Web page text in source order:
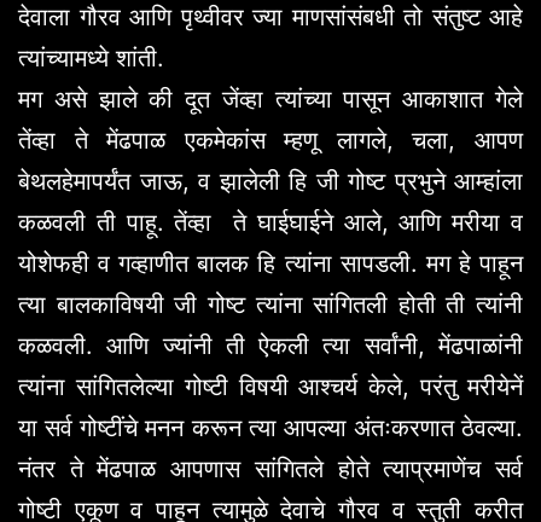
देवाला गौरव आणि पृथ्वीवर ज्या माणसांसंबधी तो संतुष्ट आहे
त्यांच्यामध्ये शांती.
मग असे झाले की दूत जेंव्हा त्यांच्या पासून आकाशात गेले
तेंव्हा ते मेंढपाळ एकमेकांस म्हणू लागले, चला, आपण
बेथलहेमापर्यंत जाऊ, व झालेली हि जी गोष्ट प्रभुने आम्हांला
कळवली ती पाहू. तेंव्हा ते घाईघाईने आले, आणि मरीया व
योशेफही व गव्हाणीत बालक हि त्यांना सापडली. मग हे पाहून
त्या बालकाविषयी जी गोष्ट त्यांना सांगितली होती ती त्यांनी
कळवली. आणि ज्यांनी ती ऐकली त्या सर्वांनी, मेंढपाळांनी
त्यांना सांगितलेल्या गोष्टी विषयी आश्चर्य केले, परंतु मरीयेनें
या सर्व गोष्टींचे मनन करून त्या आपल्या अंतःकरणात ठेवल्या.
नंतर ते मेंढपाळ आपणास सांगितले होते त्याप्रमाणेंच सर्व
गोष्टी एकूण व पाहून त्यामुळे देवाचे गौरव व स्तुती करीत